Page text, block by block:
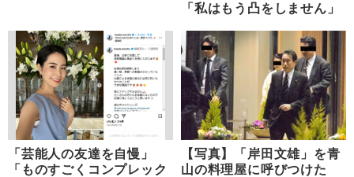
「私はもう凸をしません」
「芸能人の友達を自慢」
「ものすごくコンプレック
【写真】「岸田文雄」を青
山の料理屋に呼びつけた